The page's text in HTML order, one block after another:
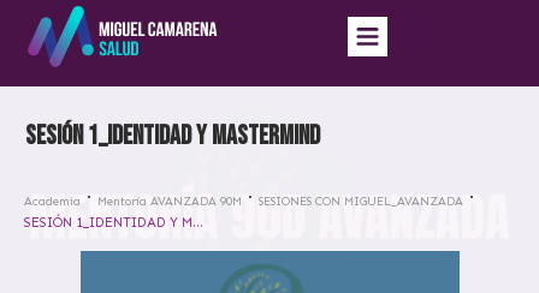
SESIÓN 1_IDENTIDAD Y MASTERMIND
Academia Mentoría AVANZADA 90M SESIONES CON MIGUEL_AVANZADA
SESIÓN 1_IDENTIDAD Y MASTERMIND